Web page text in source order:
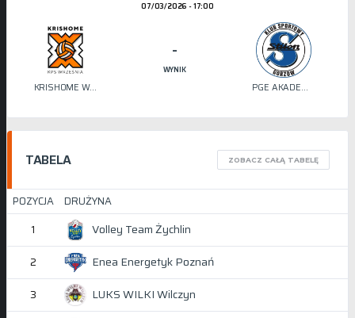
07/03/2026 - 17:00
KRISHOME WRZEŚNIA PGE AKADEMIA SIATKÓWKI STILON
-
WYNIK
TABELA ZOBACZ CAŁĄ TABELĘ
POZYCJA
DRUŻYNA
1
Volley Team Żychlin
2 Enea Energetyk Poznań
3 LUKS WILKI Wilczyn